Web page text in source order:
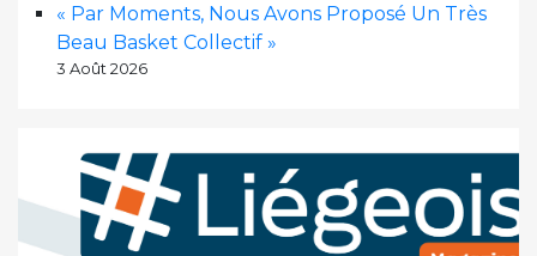
« Par Moments, Nous Avons Proposé Un Très
Beau Basket Collectif »
3 Août 2026